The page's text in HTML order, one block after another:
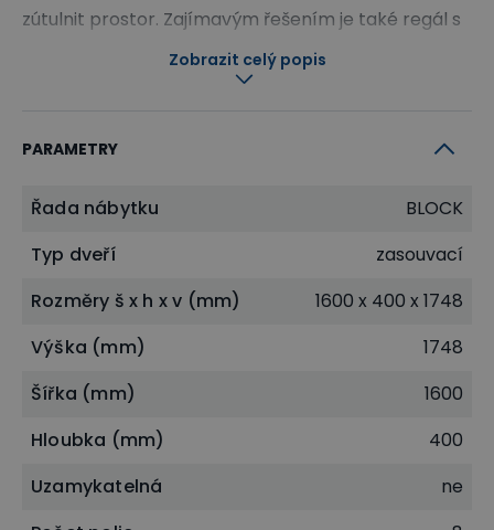
zútulnit prostor. Zajímavým řešením je také regál s
posuvným panelem, který umožňuje část uložených
věcí elegantně skrýt před zraky okolí.
Zobrazit celý popis
PARAMETRY
Řada nábytku
BLOCK
Typ dveří
zasouvací
Rozměry š x h x v (mm)
1600 x 400 x 1748
Výška (mm)
1748
Šířka (mm)
1600
Hloubka (mm)
400
Uzamykatelná
ne